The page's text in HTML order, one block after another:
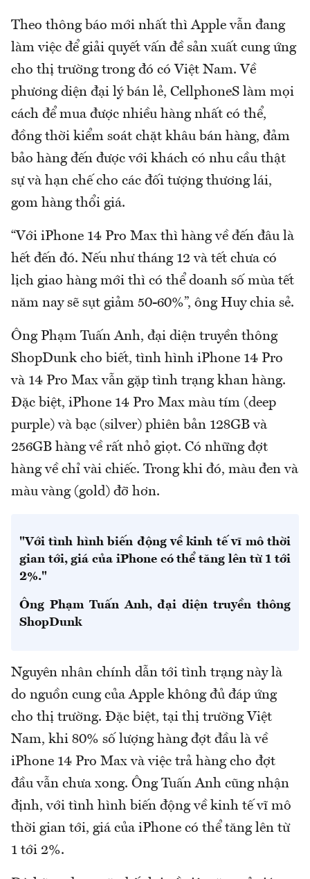
Theo thông báo mới nhất thì Apple vẫn đang
làm việc để giải quyết vấn đề sản xuất cung ứng
cho thị trường trong đó có Việt Nam. Về
phương diện đại lý bán lẻ, CellphoneS làm mọi
cách để mua được nhiều hàng nhất có thể,
đồng thời kiểm soát chặt khâu bán hàng, đảm
bảo hàng đến được với khách có nhu cầu thật
sự và hạn chế cho các đối tượng thương lái,
gom hàng thổi giá.
“Với iPhone 14 Pro Max thì hàng về đến đâu là
hết đến đó. Nếu như tháng 12 và tết chưa có
lịch giao hàng mới thì có thể doanh số mùa tết
năm nay sẽ sụt giảm 50-60%”, ông Huy chia sẻ.
Ông Phạm Tuấn Anh, đại diện truyền thông
ShopDunk cho biết, tình hình iPhone 14 Pro
và 14 Pro Max vẫn gặp tình trạng khan hàng.
Đặc biệt, iPhone 14 Pro Max màu tím (deep
purple) và bạc (silver) phiên bản 128GB và
256GB hàng về rất nhỏ giọt. Có những đợt
hàng về chỉ vài chiếc. Trong khi đó, màu đen và
màu vàng (gold) đỡ hơn.
"Với tình hình biến động về kinh tế vĩ mô thời
gian tới, giá của iPhone có thể tăng lên từ 1 tới
2%."
Ông Phạm Tuấn Anh, đại diện truyền thông
ShopDunk
Nguyên nhân chính dẫn tới tình trạng này là
do nguồn cung của Apple không đủ đáp ứng
cho thị trường. Đặc biệt, tại thị trường Việt
Nam, khi 80% số lượng hàng đợt đầu là về
iPhone 14 Pro Max và việc trả hàng cho đợt
đầu vẫn chưa xong. Ông Tuấn Anh cũng nhận
định, với tình hình biến động về kinh tế vĩ mô
thời gian tới, giá của iPhone có thể tăng lên từ
1 tới 2%.